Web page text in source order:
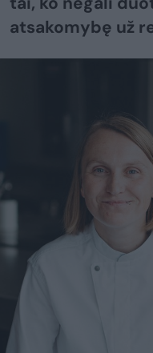
atsakomybę už